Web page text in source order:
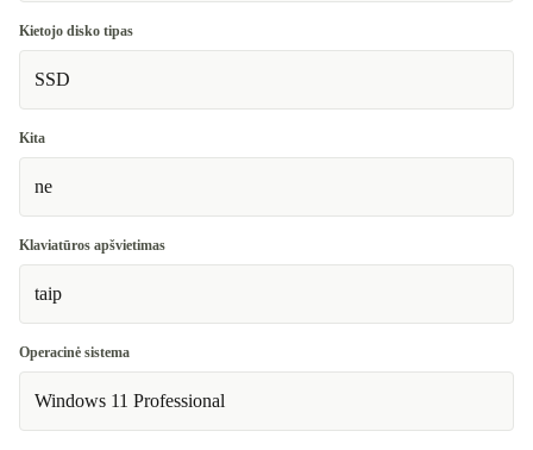
Kietojo disko tipas
SSD
Kita
ne
Klaviatūros apšvietimas
taip
Operacinė sistema
Windows 11 Professional